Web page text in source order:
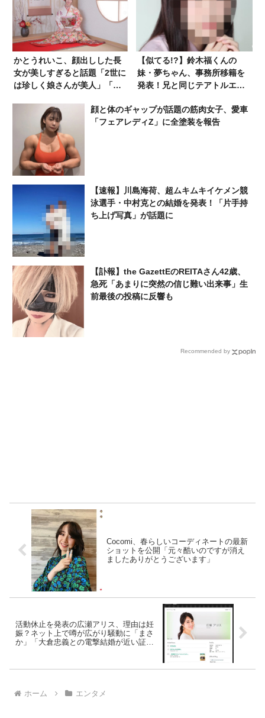
かとうれいこ、顔出しした長
女が美しすぎると話題「2世に
は珍しく娘さんが美人」「母
【似てる!?】鈴木福くんの
妹・夢ちゃん、事務所移籍を
発表！兄と同じテアトルエン
顔と体のギャップが話題の筋肉女子、愛車
「フェアレディZ」に全塗装を報告
【速報】川島海荷、超ムキムキイケメン競
泳選手・中村克との結婚を発表！「片手持
ち上げ写真」が話題に
【訃報】the GazettEのREITAさん42歳、
急死「あまりに突然の信じ難い出来事」生
前最後の投稿に反響も
Recommended by
Cocomi、春らしいコーディネートの最新
ショットを公開「元々酷いのですが消え
ましたありがとうございます」
活動休止を発表の広瀬アリス、理由は妊
娠？ネット上で噂が広がり騒動に「まさ
か」「大倉忠義との電撃結婚が近い証
ホーム エンタメ